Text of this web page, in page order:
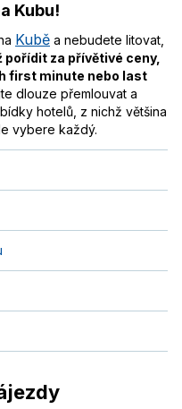
Kubu!
Kubě a nebudete litovat,
za přívětivé ceny,
first minute nebo last
dlouze přemlouvat a
hotelů, z nichž většina
vybere každý.